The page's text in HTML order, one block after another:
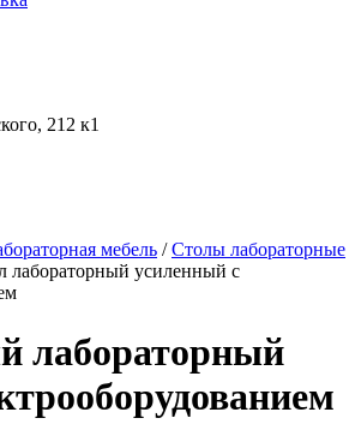
212 к1
мебель /Столы лабораторные
лабораторный усиленный с
лабораторный